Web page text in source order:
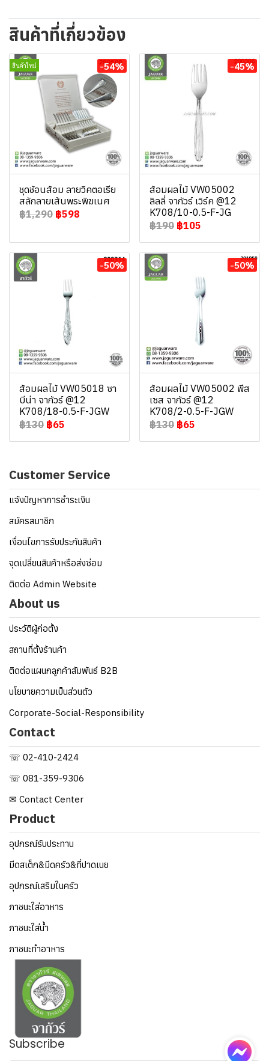
สินค้าที่เกี่ยวข้อง
สินค้าใหม่ -54%
ชุดช้อนส้อม ลายวิคตอเรีย
สลักลายเส้นพระพิฆเนศ
฿1,290 ฿598
-45%
ส้อมผลไม้ VW05002
ลิลลี่ จากัวร์ เวิร์ค @12
K708/10-0.5-F-JG
฿190 ฿105
-50%
ส้อมผลไม้ VW05018 ซา
บีน่า จากัวร์ @12
K708/18-0.5-F-JGW
฿130 ฿65
-50%
ส้อมผลไม้ VW05002 พีส
เซส จากัวร์ @12
K708/2-0.5-F-JGW
฿130 ฿65
Customer Service
แจ้งปัญหาการชำระเงิน
สมัครสมาชิก
เงื่อนไขการรับประกันสินค้า
จุดเปลี่ยนสินค้าหรือส่งซ่อม
ติดต่อ Admin Website
About us
ประวัติผู้ก่อตั้ง
สถานที่ตั้งร้านค้า
ติดต่อแผนกลูกค้าสัมพันธ์ B2B
นโยบายความเป็นส่วนตัว
Corporate-Social-Responsibility
Contact
☏ 02-410-2424
☏ 081-359-9306
✉ Contact Center
Product
อุปกรณ์รับประทาน
มีดสเต็ก&มีดครัว&ที่ปาดเนย
อุปกรณ์เสริมในครัว
ภาชนะใส่อาหาร
ภาชนะใส่น้ำ
ภาชนะทำอาหาร
Subscribe